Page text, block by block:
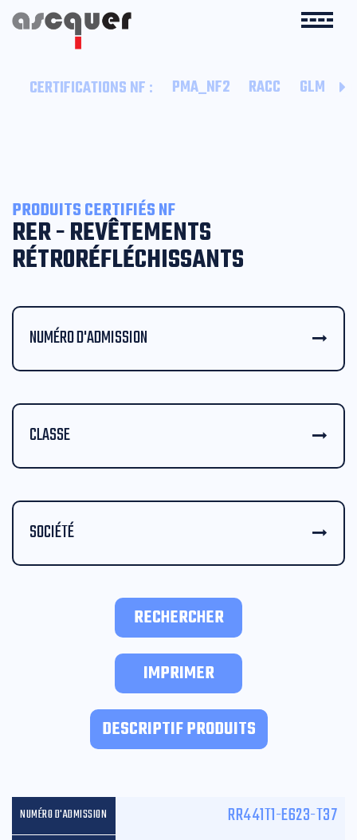
CERTIFICATIONS NF : PMA_NF2 RACC GLM
PRODUITS CERTIFIÉS NF
RER - REVÊTEMENTS
RÉTRORÉFLÉCHISSANTS
NUMÉRO D'ADMISSION
CLASSE
SOCIÉTÉ
RECHERCHER
IMPRIMER
DESCRIPTIF PRODUITS
RR441T1-E623-T37